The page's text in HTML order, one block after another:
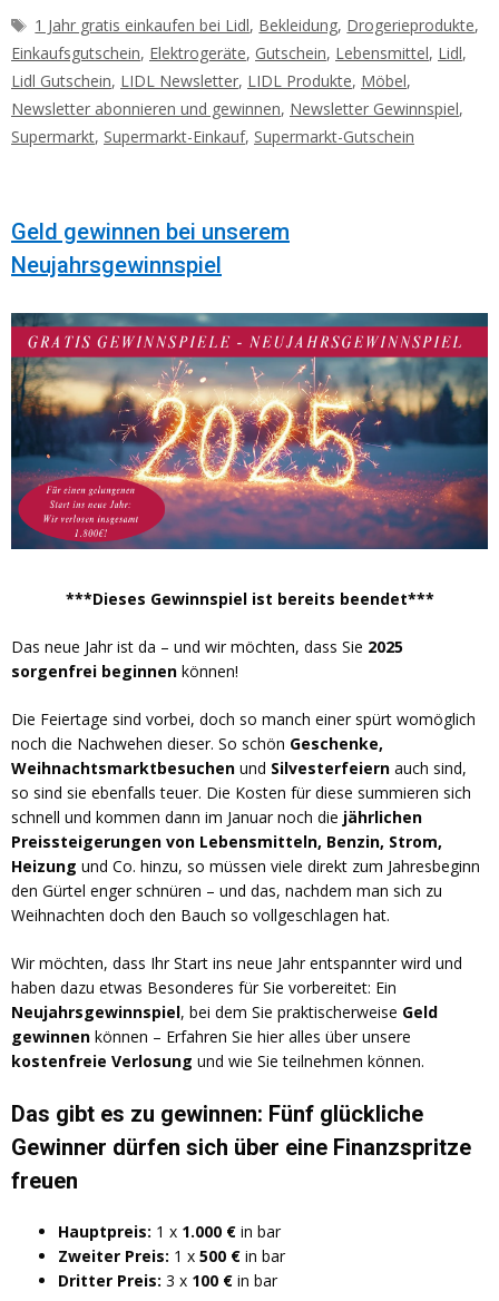
Schlagwörter
1 Jahr gratis einkaufen bei Lidl, Bekleidung, Drogerieprodukte,
Einkaufsgutschein, Elektrogeräte, Gutschein, Lebensmittel, Lidl,
Lidl Gutschein, LIDL Newsletter, LIDL Produkte, Möbel,
Newsletter abonnieren und gewinnen, Newsletter Gewinnspiel,
Supermarkt, Supermarkt-Einkauf, Supermarkt-Gutschein
Geld gewinnen bei unserem
Neujahrsgewinnspiel
***Dieses Gewinnspiel ist bereits beendet***
Das neue Jahr ist da – und wir möchten, dass Sie 2025
sorgenfrei beginnen können!
Die Feiertage sind vorbei, doch so manch einer spürt womöglich
noch die Nachwehen dieser. So schön Geschenke,
Weihnachtsmarktbesuchen und Silvesterfeiern auch sind,
so sind sie ebenfalls teuer. Die Kosten für diese summieren sich
schnell und kommen dann im Januar noch die jährlichen
Preissteigerungen von Lebensmitteln, Benzin, Strom,
Heizung und Co. hinzu, so müssen viele direkt zum Jahresbeginn
den Gürtel enger schnüren – und das, nachdem man sich zu
Weihnachten doch den Bauch so vollgeschlagen hat.
Wir möchten, dass Ihr Start ins neue Jahr entspannter wird und
haben dazu etwas Besonderes für Sie vorbereitet: Ein
Neujahrsgewinnspiel, bei dem Sie praktischerweise Geld
gewinnen können – Erfahren Sie hier alles über unsere
kostenfreie Verlosung und wie Sie teilnehmen können.
Das gibt es zu gewinnen: Fünf glückliche
Gewinner dürfen sich über eine Finanzspritze
freuen
Hauptpreis: 1 x 1.000 € in bar
Zweiter Preis: 1 x 500 € in bar
Dritter Preis: 3 x 100 € in bar